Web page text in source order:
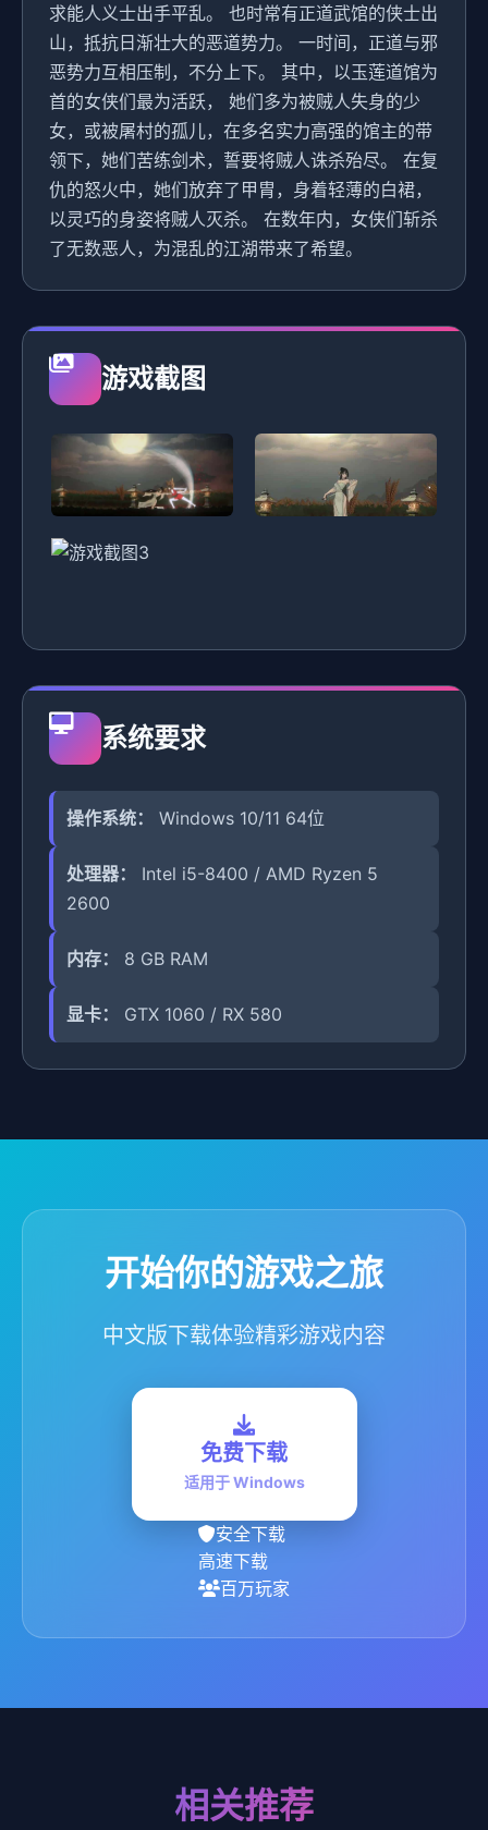
求能人义士出手平乱。 也时常有正道武馆的侠士出
山，抵抗日渐壮大的恶道势力。 一时间，正道与邪
恶势力互相压制，不分上下。 其中，以玉莲道馆为
首的女侠们最为活跃， 她们多为被贼人失身的少
女，或被屠村的孤儿，在多名实力高强的馆主的带
领下，她们苦练剑术，誓要将贼人诛杀殆尽。 在复
仇的怒火中，她们放弃了甲胄，身着轻薄的白裙，
以灵巧的身姿将贼人灭杀。 在数年内，女侠们斩杀
了无数恶人，为混乱的江湖带来了希望。
游戏截图
系统要求
操作系统： Windows 10/11 64位
处理器：
Intel i5-8400 / AMD Ryzen 5
2600
内存： 8 GB RAM
显卡： GTX 1060 / RX 580
开始你的游戏之旅
中文版下载体验精彩游戏内容
免费下载
适用于 Windows
安全下载
高速下载
百万玩家
相关推荐